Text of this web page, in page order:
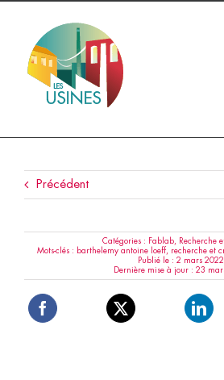
contenu
Précédent
Catégories : Fablab, Recherche
Mots-clés : barthelemy antoine loeff, recherche et
Publié le : 2 mars 2022
Dernière mise à jour : 23